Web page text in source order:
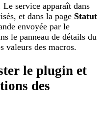
Le service apparaît dans
et dans la page Statut
envoyée par le
le panneau de détails du
valeurs des macros.
le plugin et
des